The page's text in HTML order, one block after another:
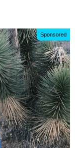
Sponsored